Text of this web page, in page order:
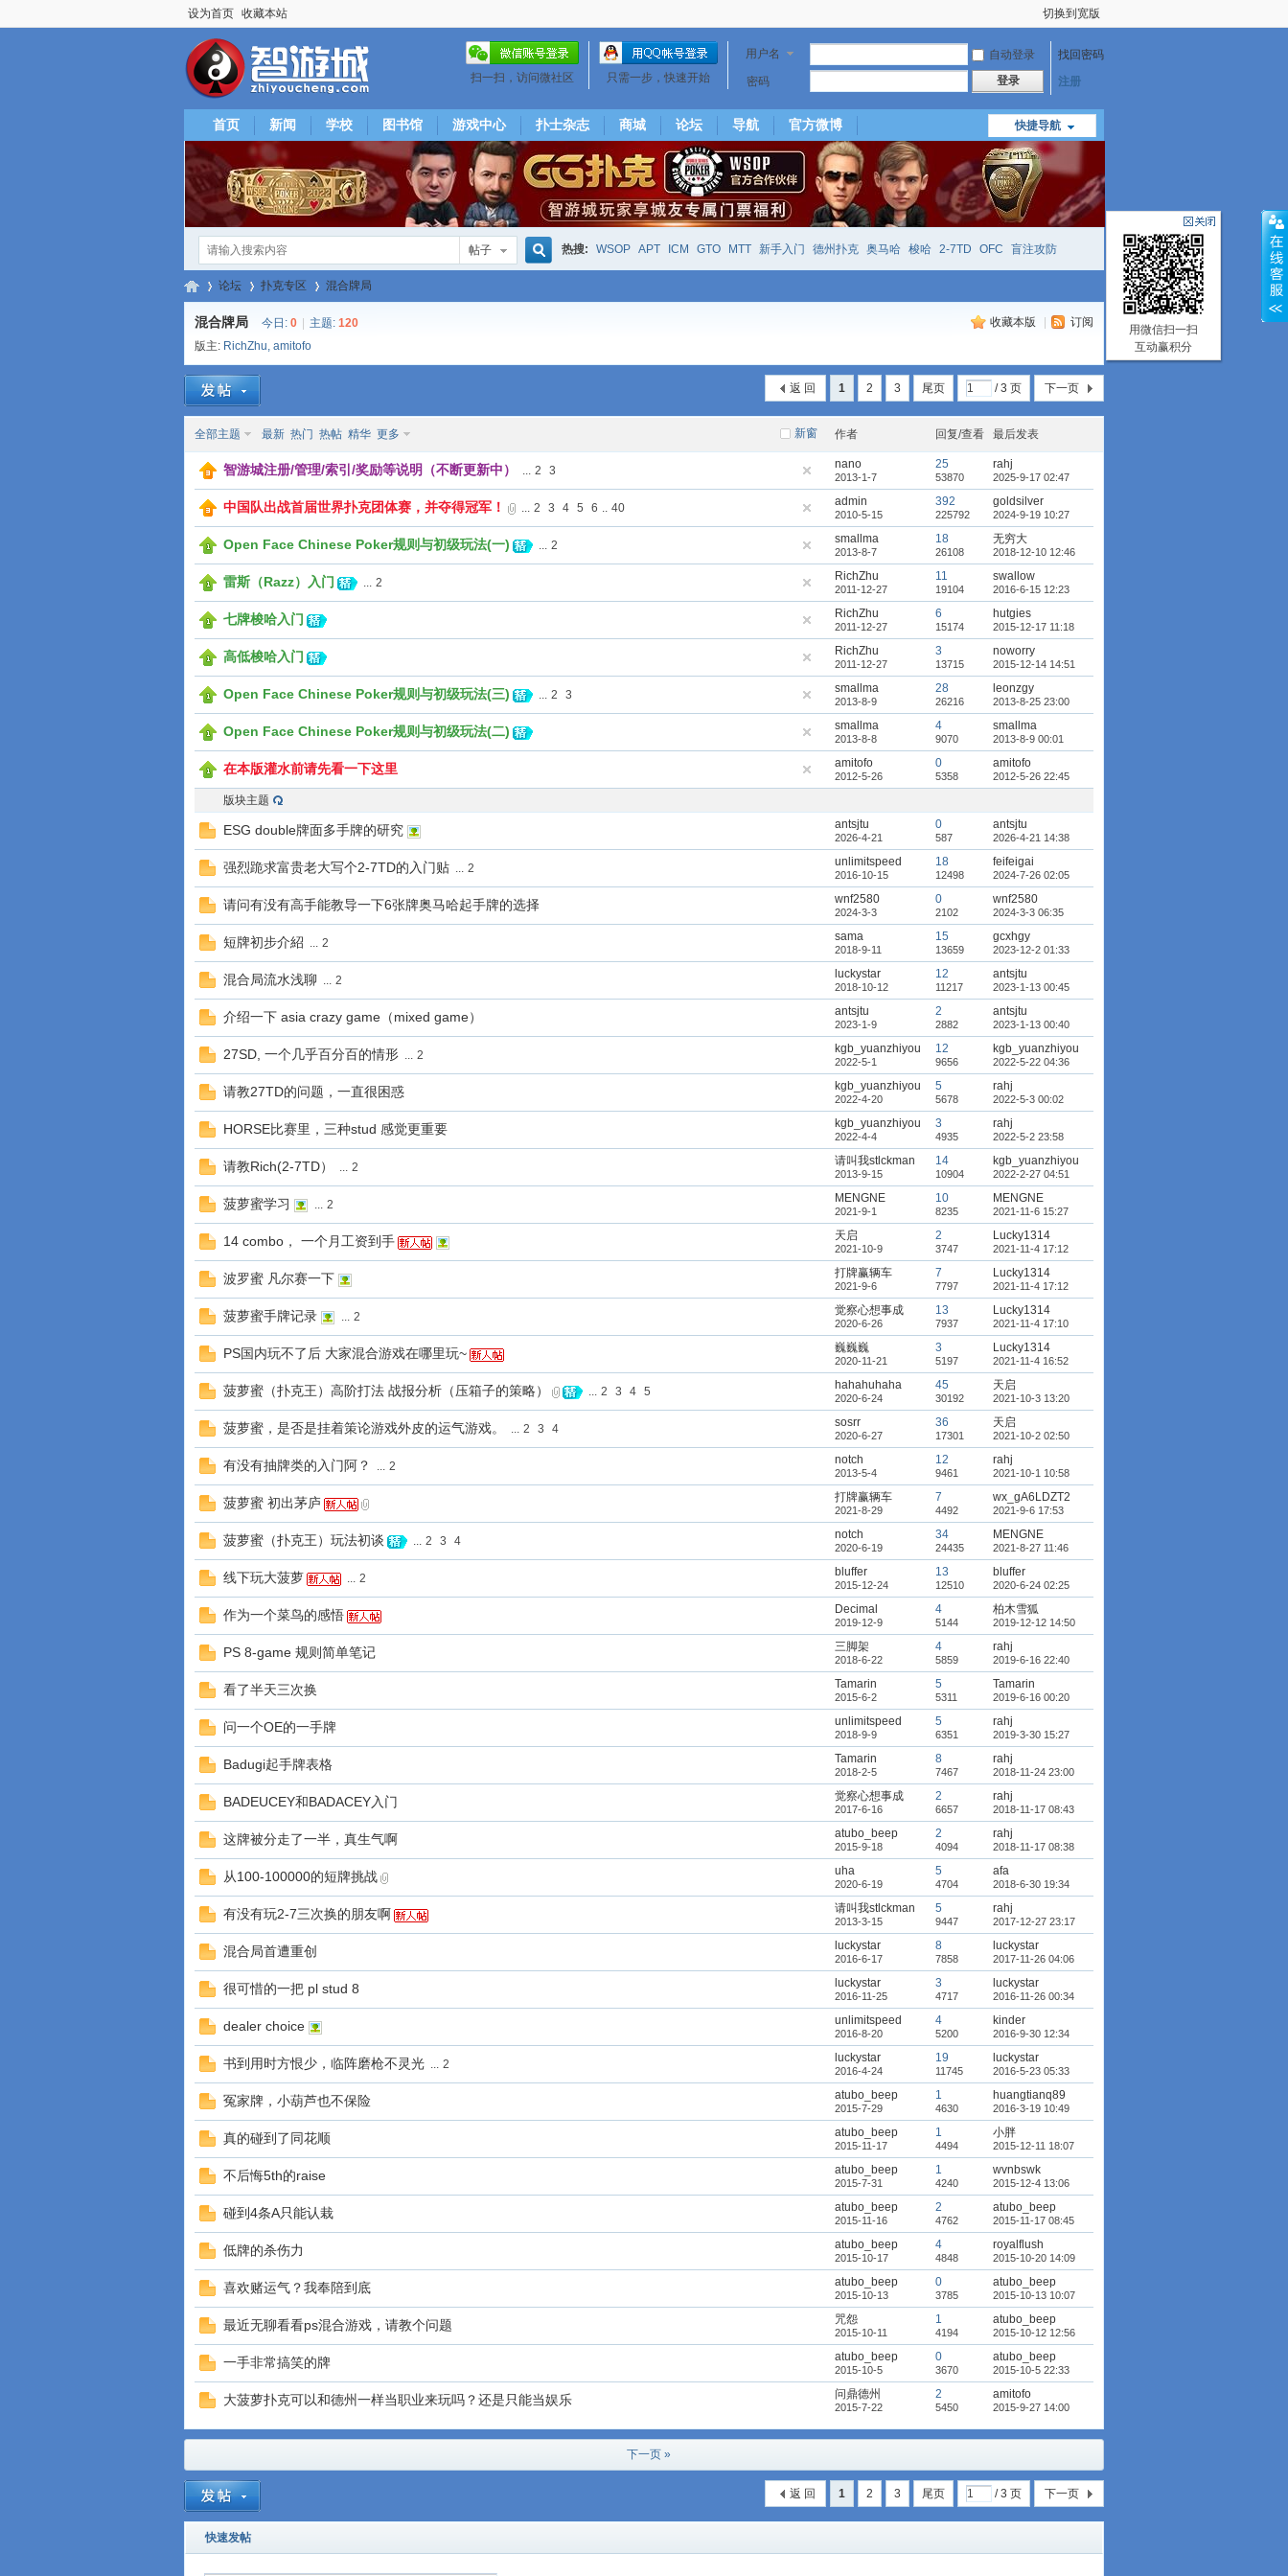
设为首页 收藏本站 切换到宽版
用户名 自动登录
找回密码
密码
登录 注册
只需一步，快速开始
扫一扫，访问微社区
快捷导航
首页 新闻 学校 图书馆 游戏中心 扑士杂志 商城 论坛 导航 官方微博
帖子 热搜: WSOP APT ICM GTO MTT 新手入门 德州扑克 奥马哈 梭哈 2-7TD OFC 盲注攻防
智
城
»
论坛
›
扑克专区
›
混合牌局
收藏本版 订阅
混合牌局 今日: 0 主题: 120
版主: RichZhu, amitofo
1 2 3 尾页 / 3 页 下一页
返 回
新窗
全部主题 最新 热门 热帖 精华 更多 作者 回复/查看 最后发表
智游城注册/管理/索引/奖励等说明（不断更新中） ... 2 3 nano
2013-1-7
25
53870
rahj
2025-9-17 02:47
中国队出战首届世界扑克团体赛，并夺得冠军！ ... 2 3 4 5 6 .. 40 admin
2010-5-15
392
225792
goldsilver
2024-9-19 10:27
Open Face Chinese Poker规则与初级玩法(一) ... 2 smallma
2013-8-7
18
26108
无穷大
2018-12-10 12:46
雷斯（Razz）入门 ... 2 RichZhu
2011-12-27
11
19104
swallow
2016-6-15 12:23
七牌梭哈入门 RichZhu
2011-12-27
6
15174
hutgies
2015-12-17 11:18
高低梭哈入门 RichZhu
2011-12-27
3
13715
noworry
2015-12-14 14:51
Open Face Chinese Poker规则与初级玩法(三) ... 2 3 smallma
2013-8-9
28
26216
leonzgy
2013-8-25 23:00
Open Face Chinese Poker规则与初级玩法(二) smallma
2013-8-8
4
9070
smallma
2013-8-9 00:01
在本版灌水前请先看一下这里 amitofo
2012-5-26
0
5358
amitofo
2012-5-26 22:45
版块主题
ESG double牌面多手牌的研究 antsjtu
2026-4-21
0
587
antsjtu
2026-4-21 14:38
强烈跪求富贵老大写个2-7TD的入门贴 ... 2 unlimitspeed
2016-10-15
18
12498
feifeigai
2024-7-26 02:05
请问有没有高手能教导一下6张牌奥马哈起手牌的选择 wnf2580
2024-3-3
0
2102
wnf2580
2024-3-3 06:35
短牌初步介紹 ... 2 sama
2018-9-11
15
13659
gcxhgy
2023-12-2 01:33
混合局流水浅聊 ... 2 luckystar
2018-10-12
12
11217
antsjtu
2023-1-13 00:45
介绍一下 asia crazy game（mixed game） antsjtu
2023-1-9
2
2882
antsjtu
2023-1-13 00:40
27SD, 一个几乎百分百的情形 ... 2 kgb_yuanzhiyou
2022-5-1
12
9656
kgb_yuanzhiyou
2022-5-22 04:36
请教27TD的问题，一直很困惑 kgb_yuanzhiyou
2022-4-20
5
5678
rahj
2022-5-3 00:02
HORSE比赛里，三种stud 感觉更重要 kgb_yuanzhiyou
2022-4-4
3
4935
rahj
2022-5-2 23:58
请教Rich(2-7TD） ... 2 请叫我stlckman
2013-9-15
14
10904
kgb_yuanzhiyou
2022-2-27 04:51
菠萝蜜学习 ... 2 MENGNE
2021-9-1
10
8235
MENGNE
2021-11-6 15:27
14 combo， 一个月工资到手 天启
2021-10-9
2
3747
Lucky1314
2021-11-4 17:12
波罗蜜 凡尔赛一下 打牌赢辆车
2021-9-6
7
7797
Lucky1314
2021-11-4 17:12
菠萝蜜手牌记录 ... 2 觉察心想事成
2020-6-26
13
7937
Lucky1314
2021-11-4 17:10
PS国内玩不了后 大家混合游戏在哪里玩~ 巍巍巍
2020-11-21
3
5197
Lucky1314
2021-11-4 16:52
菠萝蜜（扑克王）高阶打法 战报分析（压箱子的策略） ... 2 3 4 5 hahahuhaha
2020-6-24
45
30192
天启
2021-10-3 13:20
菠萝蜜，是否是挂着策论游戏外皮的运气游戏。 ... 2 3 4 sosrr
2020-6-27
36
17301
天启
2021-10-2 02:50
有没有抽牌类的入门阿？ ... 2 notch
2013-5-4
12
9461
rahj
2021-10-1 10:58
菠萝蜜 初出茅庐 打牌赢辆车
2021-8-29
7
4492
wx_gA6LDZT2
2021-9-6 17:53
菠萝蜜（扑克王）玩法初谈 ... 2 3 4 notch
2020-6-19
34
24435
MENGNE
2021-8-27 11:46
线下玩大菠萝 ... 2 bluffer
2015-12-24
13
12510
bluffer
2020-6-24 02:25
作为一个菜鸟的感悟 Decimal
2019-12-9
4
5144
柏木雪狐
2019-12-12 14:50
PS 8-game 规则简单笔记 三脚架
2018-6-22
4
5859
rahj
2019-6-16 22:40
看了半天三次换 Tamarin
2015-6-2
5
5311
Tamarin
2019-6-16 00:20
问一个OE的一手牌 unlimitspeed
2018-9-9
5
6351
rahj
2019-3-30 15:27
Badugi起手牌表格 Tamarin
2018-2-5
8
7467
rahj
2018-11-24 23:00
BADEUCEY和BADACEY入门 觉察心想事成
2017-6-16
2
6657
rahj
2018-11-17 08:43
这牌被分走了一半，真生气啊 atubo_beep
2015-9-18
2
4094
rahj
2018-11-17 08:38
从100-100000的短牌挑战 uha
2020-6-19
5
4704
afa
2018-6-30 19:34
有没有玩2-7三次换的朋友啊 请叫我stlckman
2013-3-15
5
9447
rahj
2017-12-27 23:17
混合局首遭重创 luckystar
2016-6-17
8
7858
luckystar
2017-11-26 04:06
很可惜的一把 pl stud 8 luckystar
2016-11-25
3
4717
luckystar
2016-11-26 00:34
dealer choice unlimitspeed
2016-8-20
4
5200
kinder
2016-9-30 12:34
书到用时方恨少，临阵磨枪不灵光 ... 2 luckystar
2016-4-24
19
11745
luckystar
2016-5-23 05:33
冤家牌，小葫芦也不保险 atubo_beep
2015-7-29
1
4630
huangtianq89
2016-3-19 10:49
真的碰到了同花顺 atubo_beep
2015-11-17
1
4494
小胖
2015-12-11 18:07
不后悔5th的raise atubo_beep
2015-7-31
1
4240
wvnbswk
2015-12-4 13:06
碰到4条A只能认栽 atubo_beep
2015-11-16
2
4762
atubo_beep
2015-11-17 08:45
低牌的杀伤力 atubo_beep
2015-10-17
4
4848
royalflush
2015-10-20 14:09
喜欢赌运气？我奉陪到底 atubo_beep
2015-10-13
0
3785
atubo_beep
2015-10-13 10:07
最近无聊看看ps混合游戏，请教个问题 咒怨
2015-10-11
1
4194
atubo_beep
2015-10-12 12:56
一手非常搞笑的牌 atubo_beep
2015-10-5
0
3670
atubo_beep
2015-10-5 22:33
大菠萝扑克可以和德州一样当职业来玩吗？还是只能当娱乐 问鼎德州
2015-7-22
2
5450
amitofo
2015-9-27 14:00
下一页 »
1 2 3 尾页 / 3 页 下一页
返 回
快速发帖
用微信扫一扫
互动赢积分